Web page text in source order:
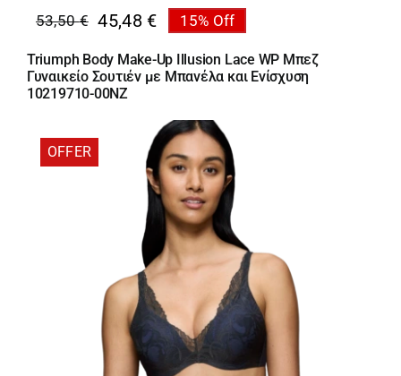
53,50€
Original
price
was:
53,50 €.
45,48 €
Η
τρέχουσα
τιμή
είναι:
15% Off
Triumph Body Make-Up Illusion Lace WP Μπεζ
Γυναικείο Σουτιέν με Μπανέλα και Ενίσχυση
10219710-00NZ
OFFER